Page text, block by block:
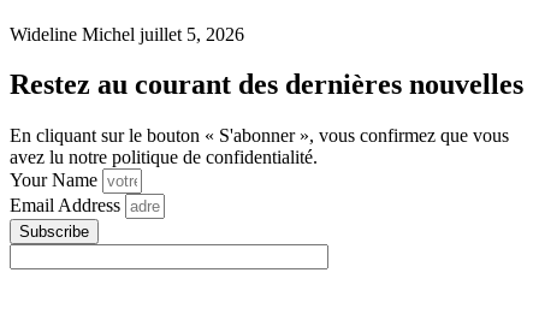
Wideline Michel juillet 5, 2026
Restez au courant des dernières nouvelles
En cliquant sur le bouton « S'abonner », vous confirmez que vous
avez lu notre politique de confidentialité.
Your Name
Email Address
Subscribe